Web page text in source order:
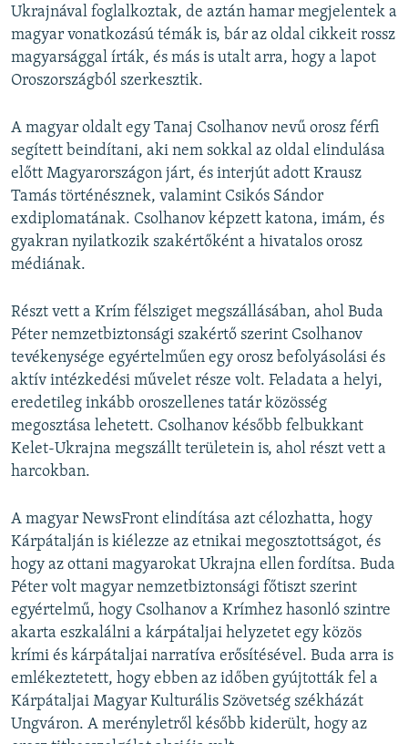
Ukrajnával foglalkoztak, de aztán hamar megjelentek a
magyar vonatkozású témák is, bár az oldal cikkeit rossz
magyarsággal írták, és más is utalt arra, hogy a lapot
Oroszországból szerkesztik.
A magyar oldalt egy Tanaj Csolhanov nevű orosz férfi
segített beindítani, aki nem sokkal az oldal elindulása
előtt Magyarországon járt, és interjút adott Krausz
Tamás történésznek, valamint Csikós Sándor
exdiplomatának. Csolhanov képzett katona, imám, és
gyakran nyilatkozik szakértőként a hivatalos orosz
médiának.
Részt vett a Krím félsziget megszállásában, ahol Buda
Péter nemzetbiztonsági szakértő szerint Csolhanov
tevékenysége egyértelműen egy orosz befolyásolási és
aktív intézkedési művelet része volt. Feladata a helyi,
eredetileg inkább oroszellenes tatár közösség
megosztása lehetett. Csolhanov később felbukkant
Kelet-Ukrajna megszállt területein is, ahol részt vett a
harcokban.
A magyar NewsFront elindítása azt célozhatta, hogy
Kárpátalján is kiélezze az etnikai megosztottságot, és
hogy az ottani magyarokat Ukrajna ellen fordítsa. Buda
Péter volt magyar nemzetbiztonsági főtiszt szerint
egyértelmű, hogy Csolhanov a Krímhez hasonló szintre
akarta eszkalálni a kárpátaljai helyzetet egy közös
krími és kárpátaljai narratíva erősítésével. Buda arra is
emlékeztetett, hogy ebben az időben gyújtották fel a
Kárpátaljai Magyar Kulturális Szövetség székházát
Ungváron. A merényletről később kiderült, hogy az